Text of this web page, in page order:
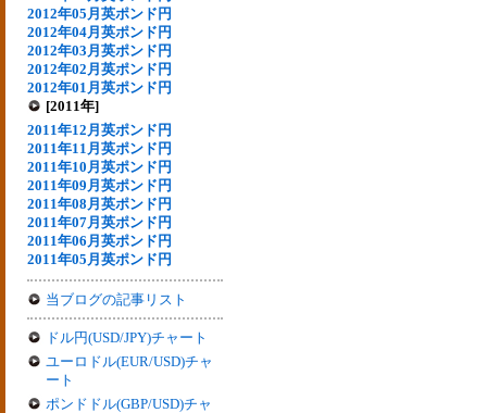
2012年05月英ポンド円
2012年04月英ポンド円
2012年03月英ポンド円
2012年02月英ポンド円
2012年01月英ポンド円
[2011年]
2011年12月英ポンド円
2011年11月英ポンド円
2011年10月英ポンド円
2011年09月英ポンド円
2011年08月英ポンド円
2011年07月英ポンド円
2011年06月英ポンド円
2011年05月英ポンド円
当ブログの記事リスト
ドル円(USD/JPY)チャート
ユーロドル(EUR/USD)チャ
ート
ポンドドル(GBP/USD)チャ